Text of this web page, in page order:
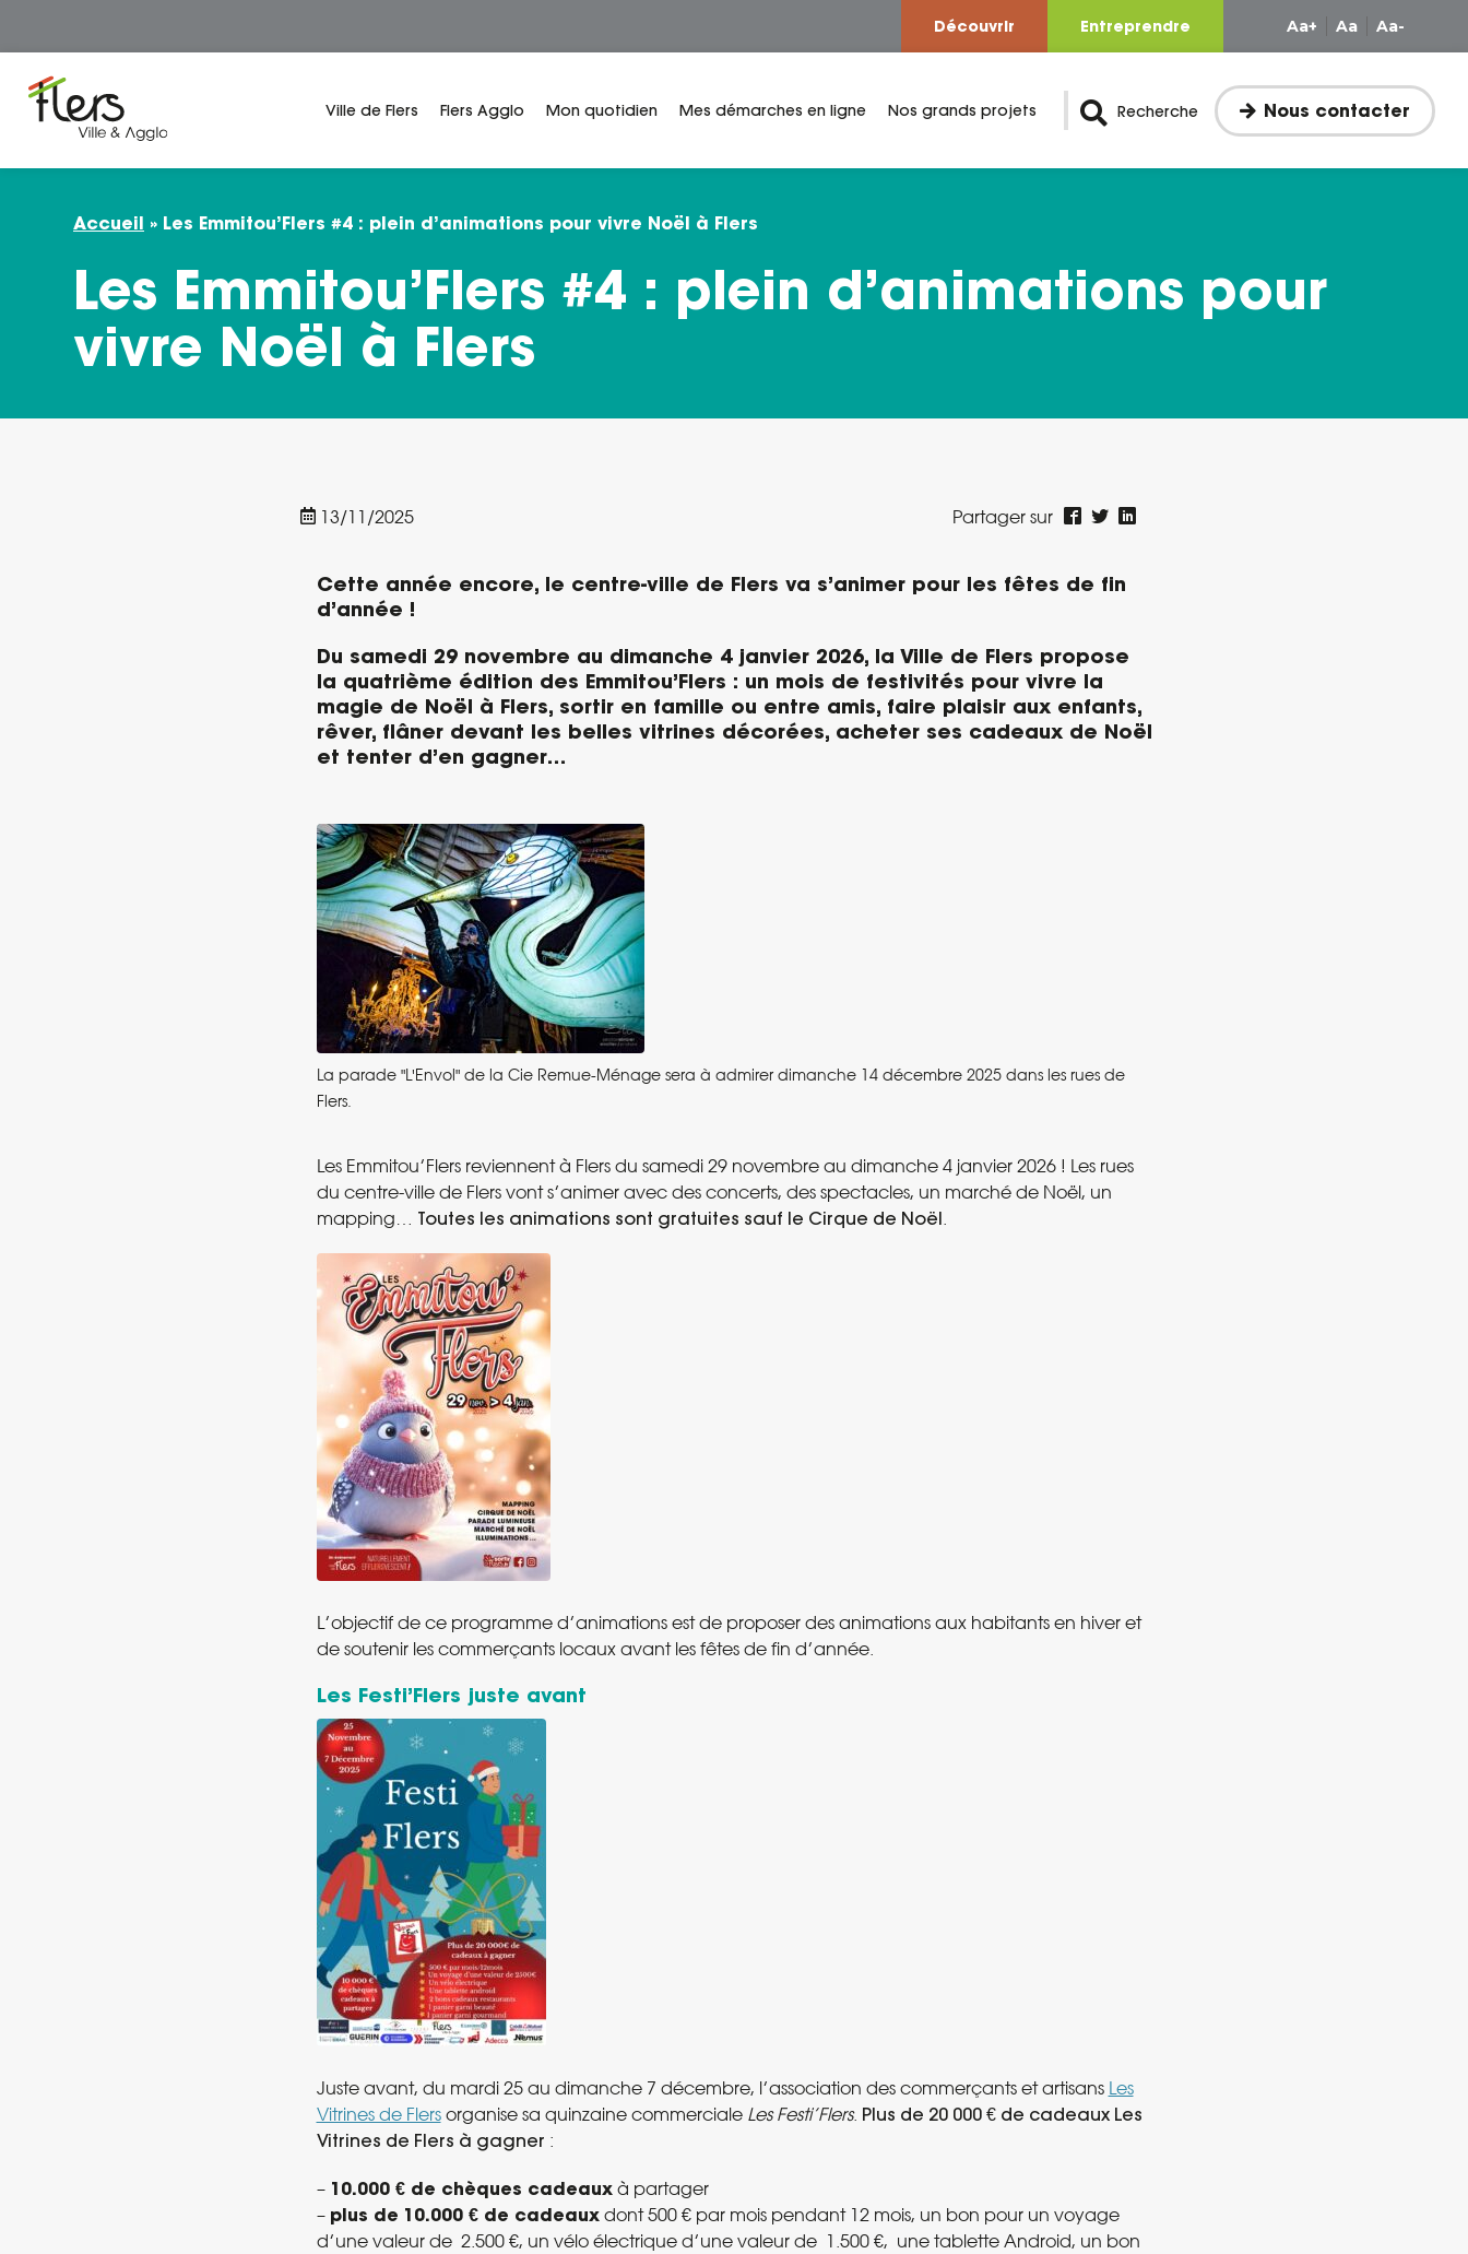
Découvrir Entreprendre Aa+ Aa Aa-
Ville de Flers Flers Agglo Mon quotidien Mes démarches en ligne Nos grands projets Recherche Nous contacter
Accueil » Les Emmitou’Flers #4 : plein d’animations pour vivre Noël à Flers
Les Emmitou’Flers #4 : plein d’animations pour
vivre Noël à Flers
13/11/2025 Partager sur
Cette année encore, le centre-ville de Flers va s’animer pour les fêtes de fin
d’année !
Du samedi 29 novembre au dimanche 4 janvier 2026, la Ville de Flers propose
la quatrième édition des Emmitou’Flers : un mois de festivités pour vivre la
magie de Noël à Flers, sortir en famille ou entre amis, faire plaisir aux enfants,
rêver, flâner devant les belles vitrines décorées, acheter ses cadeaux de Noël
et tenter d’en gagner…
La parade "L'Envol" de la Cie Remue-Ménage sera à admirer dimanche 14 décembre 2025 dans les rues de
Flers.
Les Emmitou’Flers reviennent à Flers du samedi 29 novembre au dimanche 4 janvier 2026 ! Les rues
du centre-ville de Flers vont s’animer avec des concerts, des spectacles, un marché de Noël, un
mapping… Toutes les animations sont gratuites sauf le Cirque de Noël
L’objectif de ce programme d’animations est de proposer des animations aux habitants en hiver et
de soutenir les commerçants locaux avant les fêtes de fin d’année.
Les Festi’Flers juste avant
Juste avant, du mardi 25 au dimanche 7 décembre, l’association des commerçants et artisans Les
Vitrines de Flersorganise sa quinzaine commerciale Les Festi’Flers. Plus de 20 000 € de cadeaux Les
Vitrines de Flers à gagner :
– 10.000 € de chèques cadeauxà partager
– plus de 10.000 € de cadeauxdont 500 € par mois pendant 12 mois, un bon pour un voyage
d’une valeur de 2.500 €, un vélo électrique d’une valeur de 1.500 €, une tablette Android, un bon